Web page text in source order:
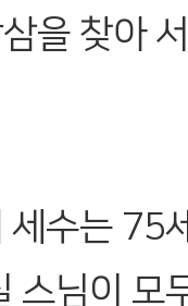
을 찾아
세수는 75
스님이 모